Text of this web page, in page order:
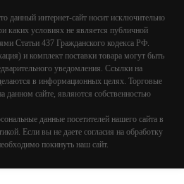
данный интернет-сайт носит исключительно
каких условиях не является публичной
Статьи 437 Гражданского кодекса РФ.
и комплект поставки товара могут быть
уведомления. Ссылки на
в информационных целях. Торговые
сайте, являются собственностью
данные посетителей нашего сайта в
. Если вы не даете согласия на обработку
покинуть наш сайт.